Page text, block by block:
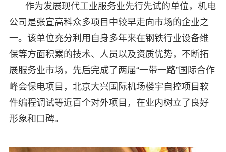
作为发展现代工业服务业先行先试的单位，机电
公司是张宣高科众多项目中较早走向市场的企业之
一。该单位充分利用自身多年来在钢铁行业设备维
保等方面积累的技术、人员以及资质优势，不断拓
展服务业市场，先后完成了两届“一带一路”国际合作
峰会保电项目，北京大兴国际机场楼宇自控项目软
件编程调试等近百个对外项目，在业内树立了良好
形象和口碑。